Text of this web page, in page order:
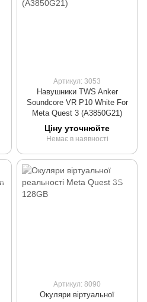
Артикул: 3053
Навушники TWS Anker
Soundcore VR P10 White For
Meta Quest 3 (A3850G21)
Ціну уточнюйте
Немає в наявності
Артикул: 8090
Окуляри віртуальної